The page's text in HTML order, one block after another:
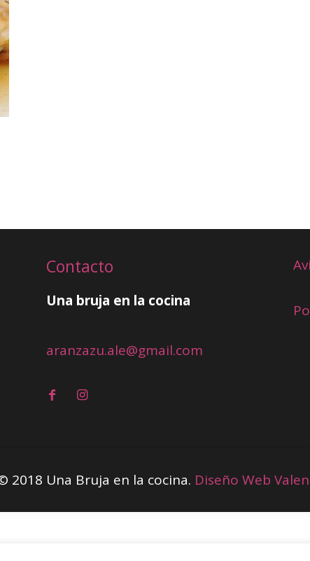
Contacto
Una bruja en la cocina
aranzazu.ale@gmail.com
2018 Una Bruja en la cocina. Diseño Web